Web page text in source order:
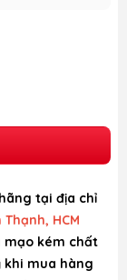
tại địa chỉ
HCM
mạo kém chất
khi mua hàng